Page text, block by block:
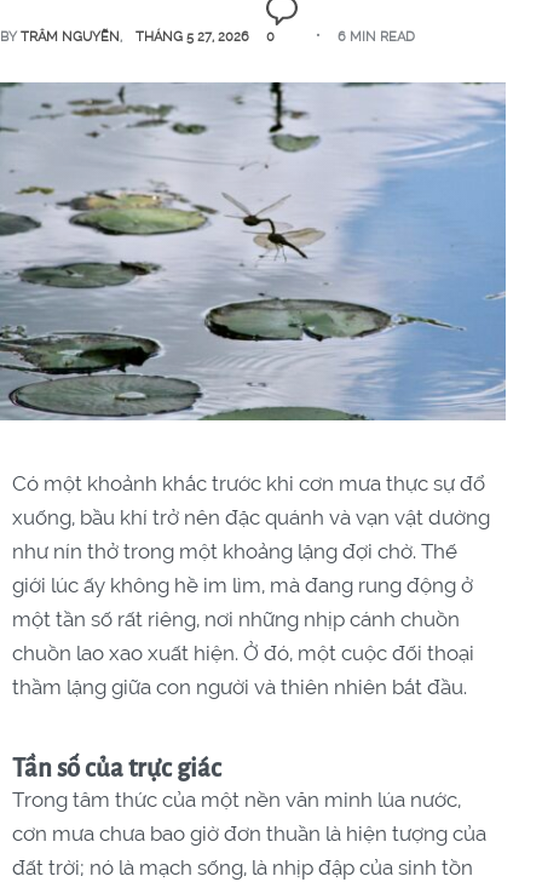
BYTRÂM NGUYỄN THÁNG 5 27, 2026 0 6 MIN READ
Có một khoảnh khắc trước khi cơn mưa thực sự đổ
xuống, bầu khí trở nên đặc quánh và vạn vật dường
như nín thở trong một khoảng lặng đợi chờ. Thế
giới lúc ấy không hề im lìm, mà đang rung động ở
một tần số rất riêng, nơi những nhịp cánh chuồn
chuồn lao xao xuất hiện. Ở đó, một cuộc đối thoại
thầm lặng giữa con người và thiên nhiên bắt đầu.
Tần số của trực giác
Trong tâm thức của một nền văn minh lúa nước,
cơn mưa chưa bao giờ đơn thuần là hiện tượng của
đất trời; nó là mạch sống, là nhịp đập của sinh tồn